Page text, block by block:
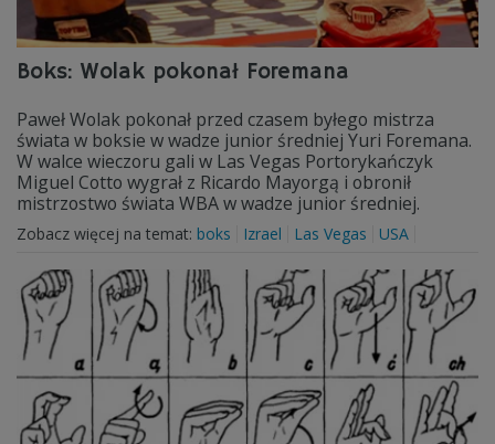
Boks: Wolak pokonał Foremana
Paweł Wolak pokonał przed czasem byłego mistrza
świata w boksie w wadze junior średniej Yuri Foremana.
W walce wieczoru gali w Las Vegas Portorykańczyk
Miguel Cotto wygrał z Ricardo Mayorgą i obronił
mistrzostwo świata WBA w wadze junior średniej.
Zobacz więcej na temat: boks Izrael Las Vegas USA